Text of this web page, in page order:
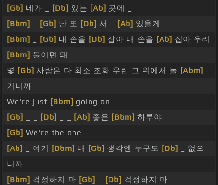
[Gb] 네가 _ [Db] 있는 [Ab] 곳에 _
[Bbm]
[Gb] 난 또 [Db] 서 _ [Ab] 있을게
[Bbm]
[Gb] 내 손을 [Db] 잡아 내 손을 [Ab] 잡아 우리
[Bbm] 둘이면 돼
몇 [Gb] 사람은 다 최소 조화 우린 그 위에서 놀 [Abm]
거니까
We're just [Bbm] going on
[Gb]
[Db] [Ab] 좋은 [Bbm] 하루야
[Gb] We're the one
[Ab]
_ 여기 [Bbm] 내 [Gb] 생각엔 누구도 [Db]
_ 없으
니까
[Bbm] 걱정하지 마 [Gb] [Db] 걱정하지 마